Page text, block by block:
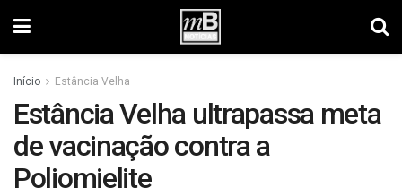
Início Estância Velha
Estância Velha ultrapassa meta
de vacinação contra a
Poliomielite